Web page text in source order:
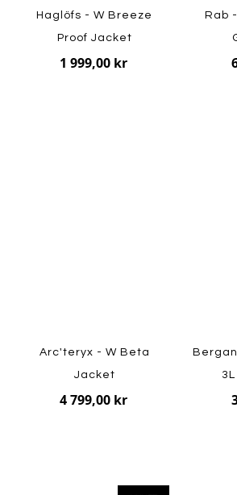
Haglöfs - W Breeze
Proof Jacket
1 999,00 kr
Rab
Arc'teryx - W Beta
Jacket
4 799,00 kr